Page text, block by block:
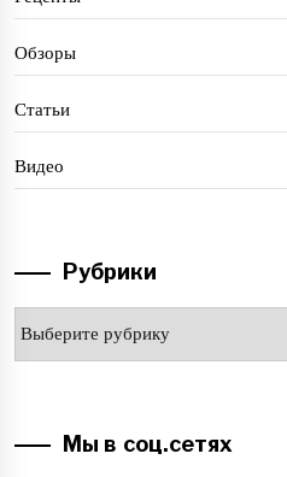
Обзоры
Статьи
Видео
Рубрики
Мы в соц.сетях